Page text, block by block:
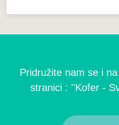
Pridružite nam se i
stranici : ''Kofer -